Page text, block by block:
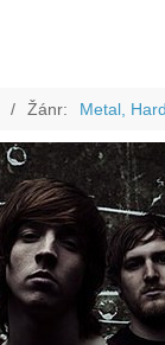
/ Žánr: Metal,